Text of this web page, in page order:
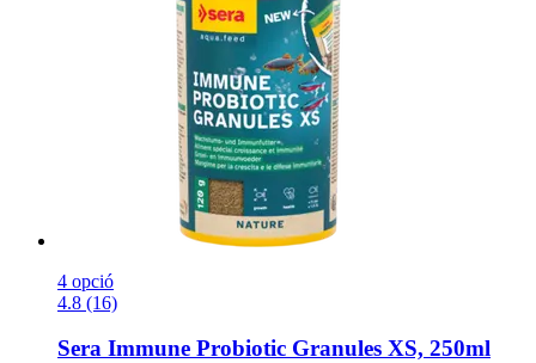
4 opció
4.8 (16)
Sera Immune Probiotic Granules XS, 250ml